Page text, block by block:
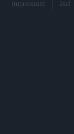
impresszum ászf